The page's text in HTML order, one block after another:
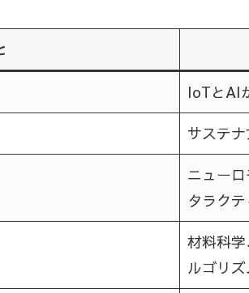
IoTとAI
サステ
ニュー
タラク
材料科
ルゴリズ